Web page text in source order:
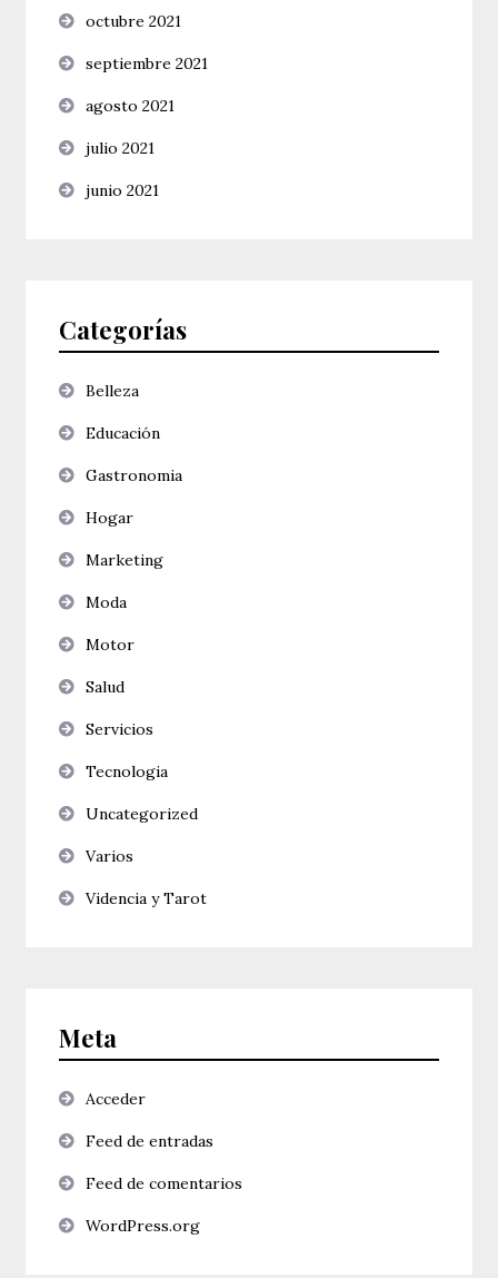
octubre 2021
septiembre 2021
agosto 2021
julio 2021
junio 2021
Categorías
Belleza
Educación
Gastronomia
Hogar
Marketing
Moda
Motor
Salud
Servicios
Tecnologia
Uncategorized
Varios
Videncia y Tarot
Meta
Acceder
Feed de entradas
Feed de comentarios
WordPress.org